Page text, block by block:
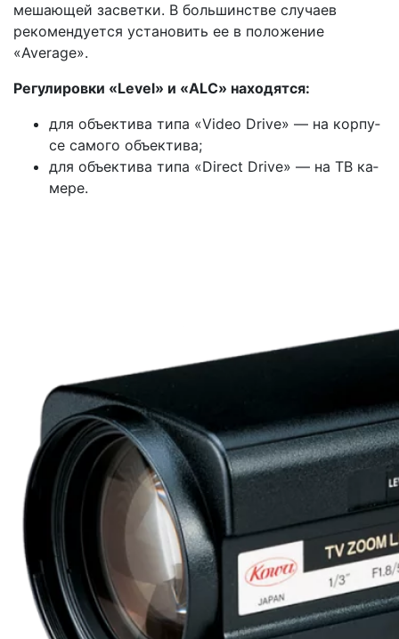
мешающей засветки. В большин­стве случаев
рекомендуется установить ее в по­ложение
«Average».
Регулировки «Level» и «ALC» находятся:
для объектива типа «Video Drive» — на корпу­
се самого объектива;
для объектива типа «Direct Drive» — на ТВ ка­
мере.